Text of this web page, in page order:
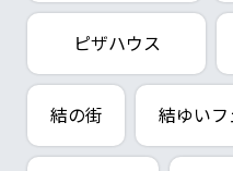
ピザハウス
結の街 結ゆいフ